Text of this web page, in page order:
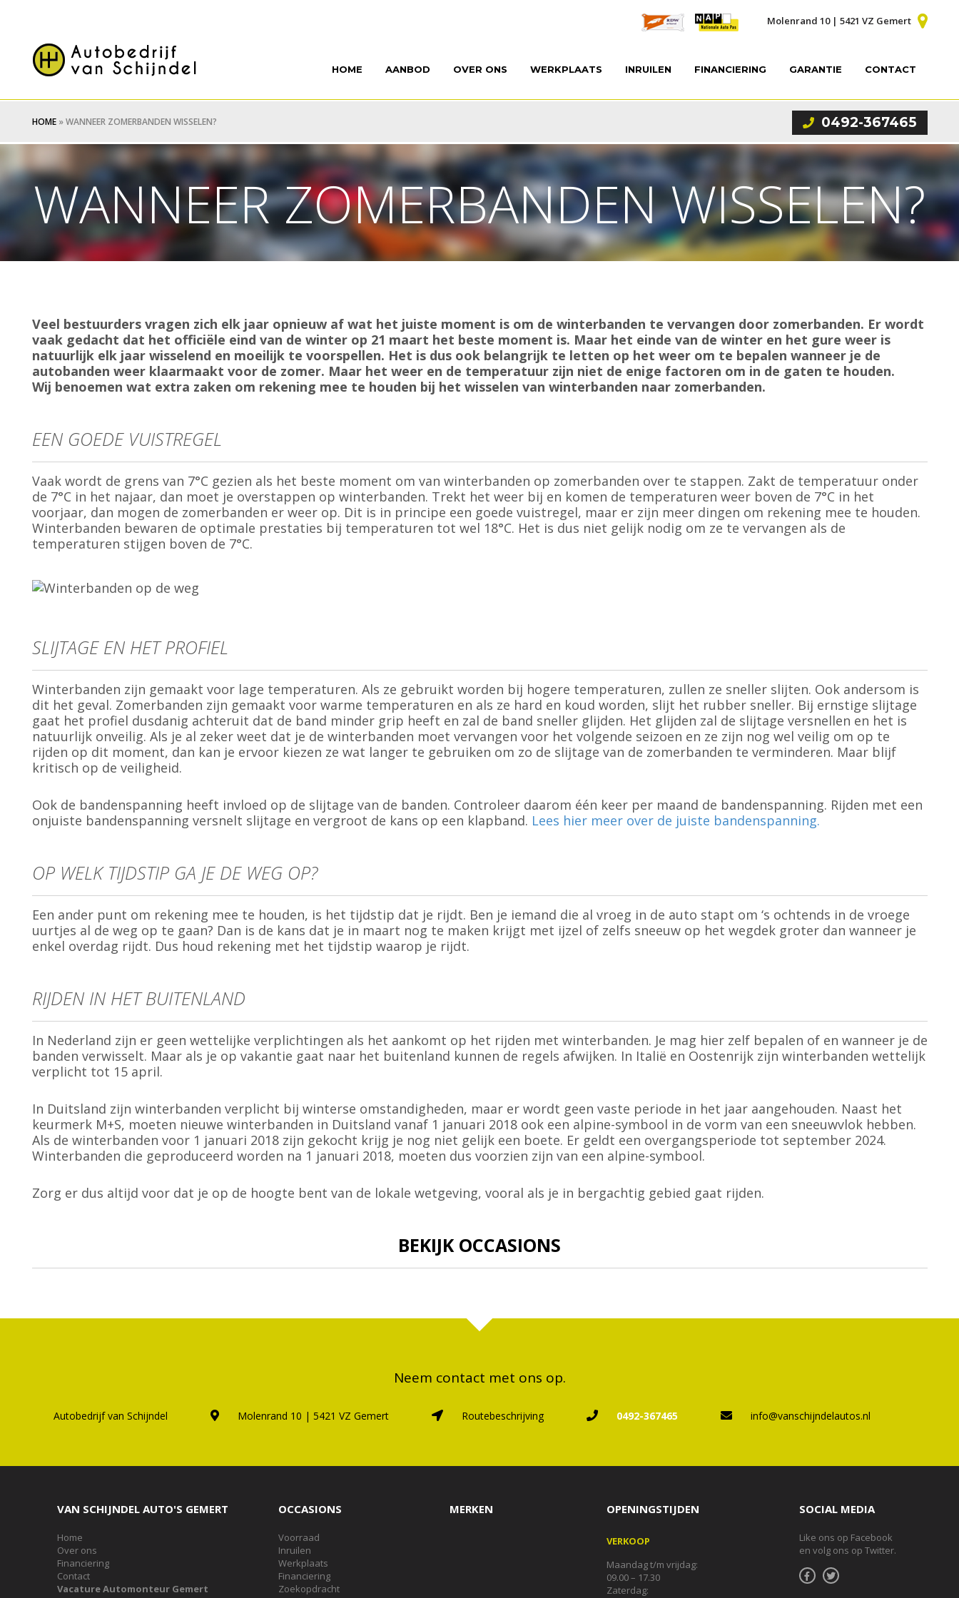
Molenrand 10 | 5421 VZ Gemert
HOME AANBOD OVER ONS WERKPLAATS INRUILEN FINANCIERING GARANTIE CONTACT
0492-367465
HOME»WANNEER ZOMERBANDEN WISSELEN?
WANNEER ZOMERBANDEN WISSELEN?
Veel bestuurders vragen zich elk jaar opnieuw af wat het juiste moment is om de winterbanden te vervangen door zomerbanden. Er wordt
vaak gedacht dat het officiële eind van de winter op 21 maart het beste moment is. Maar het einde van de winter en het gure weer is
natuurlijk elk jaar wisselend en moeilijk te voorspellen. Het is dus ook belangrijk te letten op het weer om te bepalen wanneer je de
autobanden weer klaarmaakt voor de zomer. Maar het weer en de temperatuur zijn niet de enige factoren om in de gaten te houden.
Wij benoemen wat extra zaken om rekening mee te houden bij het wisselen van winterbanden naar zomerbanden.
EEN GOEDE VUISTREGEL
Vaak wordt de grens van 7°C gezien als het beste moment om van winterbanden op zomerbanden over te stappen. Zakt de temperatuur onder
de 7°C in het najaar, dan moet je overstappen op winterbanden. Trekt het weer bij en komen de temperaturen weer boven de 7°C in het
voorjaar, dan mogen de zomerbanden er weer op. Dit is in principe een goede vuistregel, maar er zijn meer dingen om rekening mee te houden.
Winterbanden bewaren de optimale prestaties bij temperaturen tot wel 18°C. Het is dus niet gelijk nodig om ze te vervangen als de
temperaturen stijgen boven de 7°C.
SLIJTAGE EN HET PROFIEL
Winterbanden zijn gemaakt voor lage temperaturen. Als ze gebruikt worden bij hogere temperaturen, zullen ze sneller slijten. Ook andersom is
dit het geval. Zomerbanden zijn gemaakt voor warme temperaturen en als ze hard en koud worden, slijt het rubber sneller. Bij ernstige slijtage
gaat het profiel dusdanig achteruit dat de band minder grip heeft en zal de band sneller glijden. Het glijden zal de slijtage versnellen en het is
natuurlijk onveilig. Als je al zeker weet dat je de winterbanden moet vervangen voor het volgende seizoen en ze zijn nog wel veilig om op te
rijden op dit moment, dan kan je ervoor kiezen ze wat langer te gebruiken om zo de slijtage van de zomerbanden te verminderen. Maar blijf
kritisch op de veiligheid.
Ook de bandenspanning heeft invloed op de slijtage van de banden. Controleer daarom één keer per maand de bandenspanning. Rijden met een
onjuiste bandenspanning versnelt slijtage en vergroot de kans op een klapband. Lees hier meer over de juiste bandenspanning.
OP WELK TIJDSTIP GA JE DE WEG OP?
Een ander punt om rekening mee te houden, is het tijdstip dat je rijdt. Ben je iemand die al vroeg in de auto stapt om ‘s ochtends in de vroege
uurtjes al de weg op te gaan? Dan is de kans dat je in maart nog te maken krijgt met ijzel of zelfs sneeuw op het wegdek groter dan wanneer je
enkel overdag rijdt. Dus houd rekening met het tijdstip waarop je rijdt.
RIJDEN IN HET BUITENLAND
In Nederland zijn er geen wettelijke verplichtingen als het aankomt op het rijden met winterbanden. Je mag hier zelf bepalen of en wanneer je de
banden verwisselt. Maar als je op vakantie gaat naar het buitenland kunnen de regels afwijken. In Italië en Oostenrijk zijn winterbanden wettelijk
verplicht tot 15 april.
In Duitsland zijn winterbanden verplicht bij winterse omstandigheden, maar er wordt geen vaste periode in het jaar aangehouden. Naast het
keurmerk M+S, moeten nieuwe winterbanden in Duitsland vanaf 1 januari 2018 ook een alpine-symbool in de vorm van een sneeuwvlok hebben.
Als de winterbanden voor 1 januari 2018 zijn gekocht krijg je nog niet gelijk een boete. Er geldt een overgangsperiode tot september 2024.
Winterbanden die geproduceerd worden na 1 januari 2018, moeten dus voorzien zijn van een alpine-symbool.
Zorg er dus altijd voor dat je op de hoogte bent van de lokale wetgeving, vooral als je in bergachtig gebied gaat rijden.
BEKIJK OCCASIONS
Neem contact met ons op.
Autobedrijf van Schijndel Molenrand 10 | 5421 VZ Gemert Routebeschrijving 0492-367465 info@vanschijndelautos.nl
VAN SCHIJNDEL AUTO'S GEMERT
Home
Over ons
Financiering
Contact
Vacature Automonteur Gemert
OCCASIONS
Voorraad
Inruilen
Werkplaats
Financiering
Zoekopdracht
MERKEN OPENINGSTIJDEN
VERKOOP
Maandag t/m vrijdag:
09.00 – 17.30
Zaterdag:
SOCIAL MEDIA
Like ons op Facebook
en volg ons op Twitter.